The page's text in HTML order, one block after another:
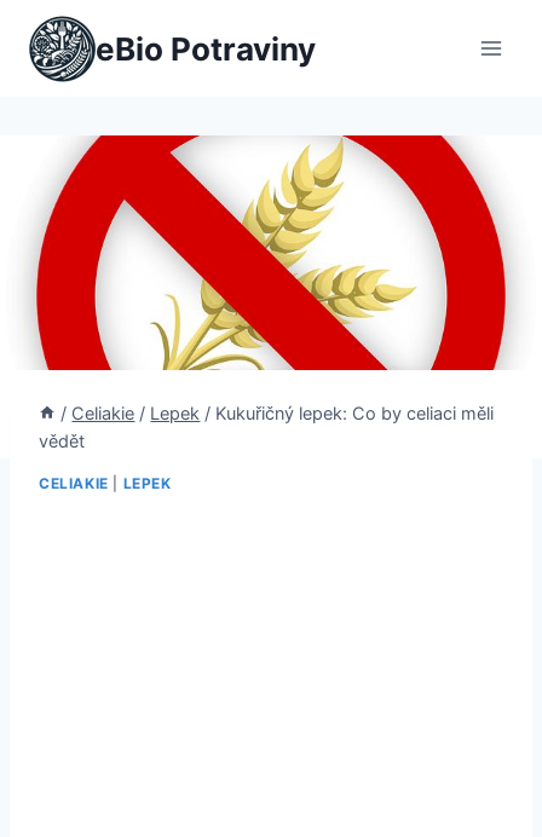
Přeskočit
obsah
eBio Potraviny
/ Celiakie / Lepek / Kukuřičný lepek: Co by celiaci měli
vědět
CELIAKIE LEPEK